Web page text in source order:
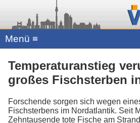
Menü ≡
Temperaturanstieg
großes Fischsterben
Forschende sorgen sich wegen
Fischsterbens im Nordatlantik. Seit
Zehntausende tote Fische am